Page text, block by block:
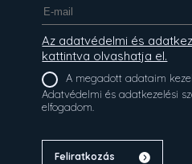
Az adatvédelmi és
kattintva olvashatja el.
A megadott adataim
Adatvédelmi és adatkezelési
elfogadom.
Feliratkozás